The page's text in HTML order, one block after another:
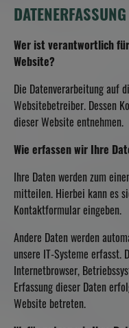
Wer ist verantwortlich
Website?
Die Datenverarbeitung auf
Websitebetreiber. Dessen
dieser Website entnehmen.
Wie erfassen wir Ihre
Ihre Daten werden zum
mitteilen. Hierbei kann es
Kontaktformular eingeben.
Andere Daten werden
unsere IT-Systeme erfasst.
Internetbrowser,
Erfassung dieser Daten
Website betreten.